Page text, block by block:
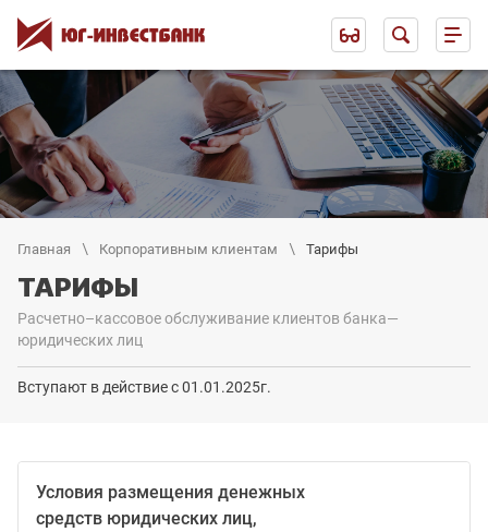
Главная Корпоративным клиентам Тарифы
ТАРИФЫ
Расчетно–кассовое обслуживание клиентов банка—
юридических лиц
Вступают в действие с 01.01.2025г.
Условия размещения денежных
средств юридических лиц,